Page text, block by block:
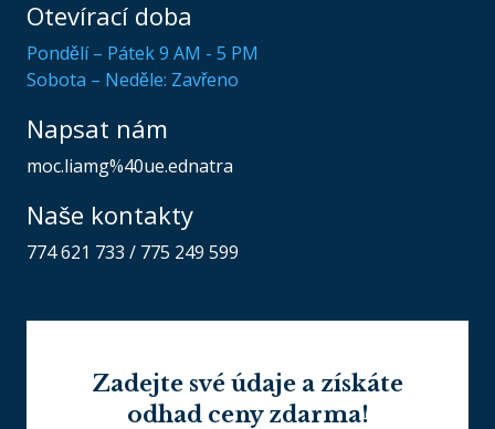
Otevírací doba
Pondělí – Pátek 9 AM - 5 PM
Sobota – Neděle: Zavřeno
Napsat nám
moc.liamg%40ue.ednatra
Naše kontakty
774 621 733 / 775 249 599
Zadejte své údaje a získáte
odhad ceny zdarma!